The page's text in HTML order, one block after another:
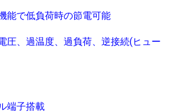
能で低負荷時の節電可能
圧、過温度、過負荷、逆接続(ヒュー
端子搭載